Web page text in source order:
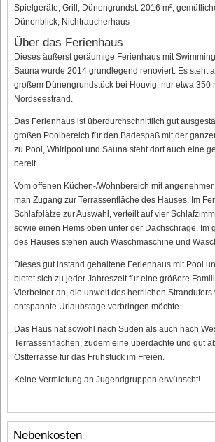
Spielgeräte, Grill, Dünengrundst. 2016 m²,
Dünenblick, Nichtraucherhaus
Über das Ferienhaus
Dieses äußerst geräumige Ferienhaus mit
Sauna wurde 2014 grundlegend renoviert. Es steht
großem Dünengrundstück bei Houvig, nur etwa 350
Nordseestrand.
Das Ferienhaus ist überdurchschnittlich gut
großen Poolbereich für den Badespaß mit der
zu Pool, Whirlpool und Sauna steht dort auch eine
bereit.
Vom offenen Küchen-/Wohnbereich mit
man Zugang zur Terrassenfläche des Hauses. Im
Schlafplätze zur Auswahl, verteilt auf vier
sowie einen Hems oben unter der Dachschräge. Im
des Hauses stehen auch Waschmaschine und
Dieses gut instand gehaltene Ferienhaus mit Pool
bietet sich zu jeder Jahreszeit für eine größere
Vierbeiner an, die unweit des herrlichen Strandufers
entspannte Urlaubstage verbringen möchte.
Das Haus hat sowohl nach Süden als auch nach
Terrassenflächen, zudem eine überdachte und gut
Ostterrasse für das Frühstück im Freien.
Keine Vermietung an Jugendgruppen erwünscht!
Nebenkosten